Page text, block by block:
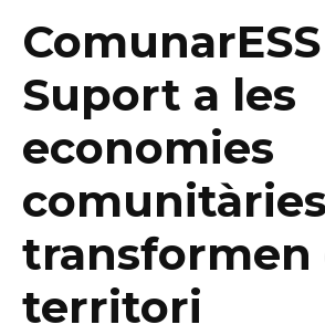
Suport a les
economies
transformen
territori